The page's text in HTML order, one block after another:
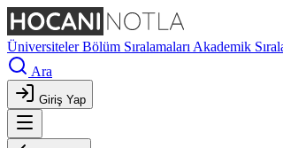
ÜniversitelerBölüm Sıralamaları Akademik
Ara
Giriş Yap